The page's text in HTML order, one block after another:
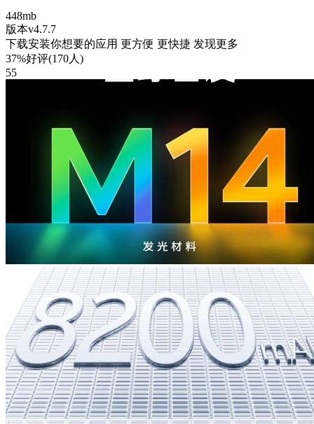
448mb
版本v4.7.7
下载安装你想要的应用 更方便 更快捷 发现更多
37%好评(170人)
55